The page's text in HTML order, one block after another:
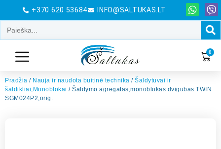
+370 620 53684 INFO@SALTUKAS.LT
0
Pradžia / Nauja ir naudota buitinė technika / Šaldytuvai ir
šaldikliai,Monoblokai / Šaldymo agregatas,monoblokas dvigubas TWIN
SGM024P2,orig.